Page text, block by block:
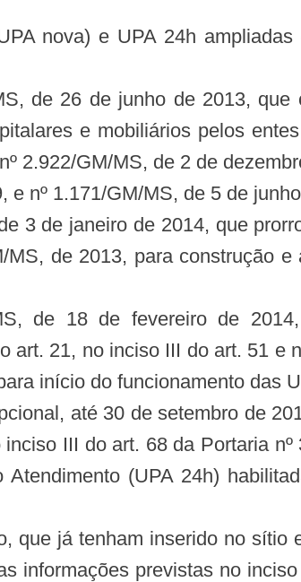
nova) e UPA 24h
de 26 de junho de 2013,
e mobiliários pelos
2.922/GM/MS, de 2 de
e nº 1.171/GM/MS, de 5 de
3 de janeiro de 2014, que
de 2013, para construção
de 18 de fevereiro de
art. 21, no inciso III do art. 51
início do funcionamento das
até 30 de setembro de
III do art. 68 da Portaria
(UPA 24h)
que já tenham inserido no
informações previstas no